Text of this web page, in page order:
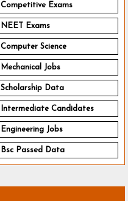
Competitive Exams
NEET Exams
Computer Science
Mechanical Jobs
Scholarship Data
Intermediate Candidates
Engineering Jobs
Bsc Passed Data